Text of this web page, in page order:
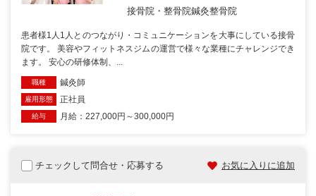
接骨院・整骨院鍼灸整骨院
患者様1人1人とのつながり・コミュニケーションを大事にしている接骨
院です。 美容やフィットネスジムの運営で様々な業種にチャレンジでき
ます。 安心の研修体制、...
職種 鍼灸師
雇用形態 正社員
給与 月給：227,000円～300,000円
チェックして問合せ・応募する お気に入りに追加